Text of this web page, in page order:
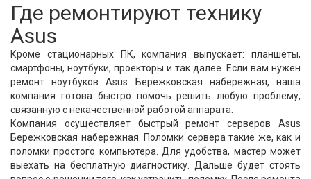
Где ремонтируют технику
Asus
Кроме стационарных ПК, компания выпускает: планшеты,
смартфоны, ноутбуки, проекторы и так далее. Если вам нужен
ремонт ноутбуков Asus Бережковская набережная, наша
компания готова быстро помочь решить любую проблему,
связанную с некачественной работой аппарата.
Компания осуществляет быстрый ремонт серверов Asus
Бережковская набережная. Поломки сервера такие же, как и
поломки простого компьютера. Для удобства, мастер может
выехать на бесплатную диагностику. Дальше будет стоять